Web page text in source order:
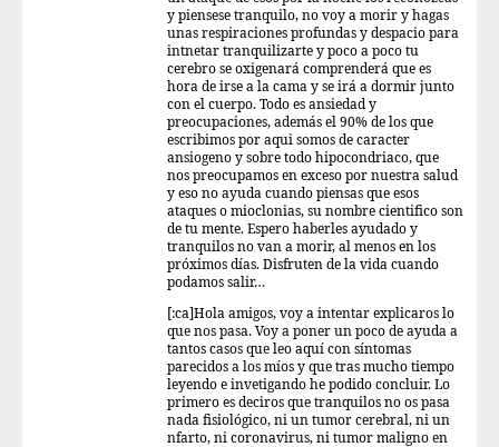
y piensese tranquilo, no voy a morir y hagas
unas respiraciones profundas y despacio para
intnetar tranquilizarte y poco a poco tu
cerebro se oxigenará comprenderá que es
hora de irse a la cama y se irá a dormir junto
con el cuerpo. Todo es ansiedad y
preocupaciones, además el 90% de los que
escribimos por aqui somos de caracter
ansiogeno y sobre todo hipocondriaco, que
nos preocupamos en exceso por nuestra salud
y eso no ayuda cuando piensas que esos
ataques o mioclonias, su nombre cientifico son
de tu mente. Espero haberles ayudado y
tranquilos no van a morir, al menos en los
próximos días. Disfruten de la vida cuando
podamos salir…
[:ca]Hola amigos, voy a intentar explicaros lo
que nos pasa. Voy a poner un poco de ayuda a
tantos casos que leo aquí con síntomas
parecidos a los míos y que tras mucho tiempo
leyendo e invetigando he podido concluir. Lo
primero es deciros que tranquilos no os pasa
nada fisiológico, ni un tumor cerebral, ni un
nfarto, ni coronavirus, ni tumor maligno en